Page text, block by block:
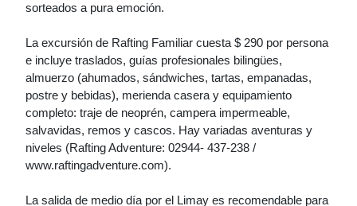
sorteados a pura emoción.
La excursión de Rafting Familiar cuesta $ 290 por persona
e incluye traslados, guías profesionales bilingües,
almuerzo (ahumados, sándwiches, tartas, empanadas,
postre y bebidas), merienda casera y equipamiento
completo: traje de neoprén, campera impermeable,
salvavidas, remos y cascos. Hay variadas aventuras y
niveles (Rafting Adventure: 02944- 437-238 /
www.raftingadventure.com).
La salida de medio día por el Limay es recomendable para